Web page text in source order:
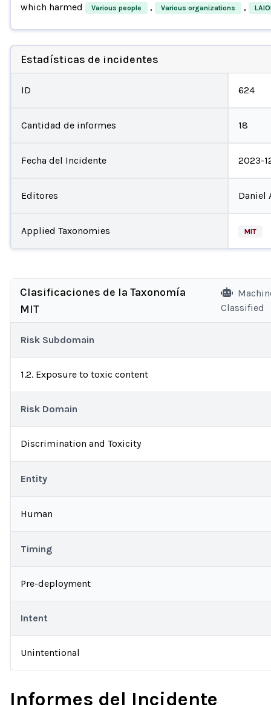
which harmed Various people , Various organizations ,
Estadísticas de incidentes
ID 624
Cantidad de informes 18
Fecha del Incidente 2023-
Editores Daniel
Applied Taxonomies MIT
Clasificaciones de la Taxonomía
MIT
Classified
Risk Subdomain
1.2. Exposure to toxic content
Risk Domain
Discrimination and Toxicity
Entity
Human
Timing
Pre-deployment
Intent
Unintentional
Informes del Incidente